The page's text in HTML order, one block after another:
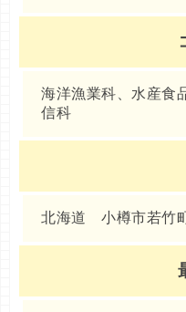
海洋漁業科、水産食
信科
北海道 小樽市若竹